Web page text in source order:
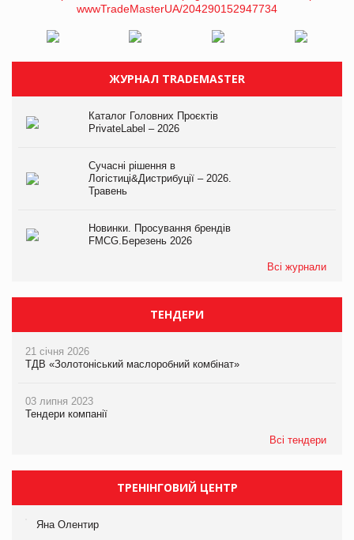
ЖУРНАЛ TRADEMASTER
Каталог Головних Проєктів
PrivateLabel – 2026
Сучасні рішення в
Логістиці&Дистрибуції – 2026.
Травень
Новинки. Просування брендів
FMCG.Березень 2026
Всі журнали
ТЕНДЕРИ
21 січня 2026
ТДВ «Золотоніський маслоробний комбінат»
03 липня 2023
Тендери компанії
Всі тендери
ТРЕНІНГОВИЙ ЦЕНТР
Яна Олентир